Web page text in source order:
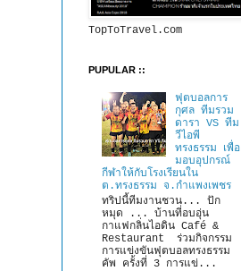
TopToTravel.com
PUPULAR ::
ฟุตบอลการ
กุศล ทีมรวม
ดารา VS ทีม
วีไอพี
ทรงธรรม เพื่อ
มอบอุปกรณ์
กีฬาให้กับโรงเรียนใน
ต.ทรงธรรม จ.กำแพงเพชร
ทริปนี้ทีมงานชวน... ปัก
หมุด ... บ้านที่อบอุ่น
กาแฟกลิ่นไอดิน Café &
Restaurant ร่วมกิจกรรม
การแข่งขันฟุตบอลทรงธรรม
คัพ ครั้งที่ 3 การแข่...